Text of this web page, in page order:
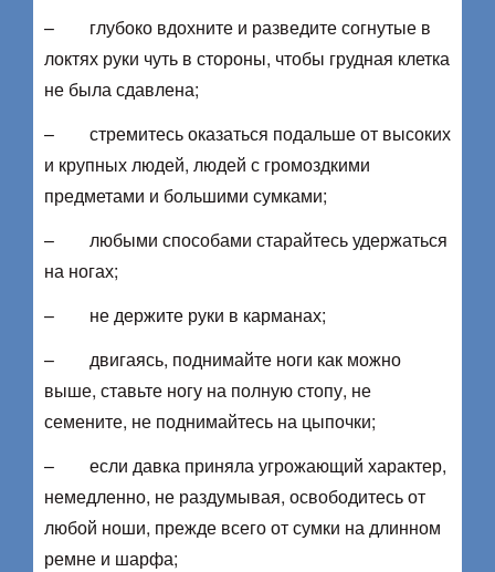
– глубоко вдохните и разведите согнутые в
локтях руки чуть в стороны, чтобы грудная клетка
не была сдавлена;
– стремитесь оказаться подальше от высоких
и крупных людей, людей с громоздкими
предметами и большими сумками;
– любыми способами старайтесь удержаться
на ногах;
– не держите руки в карманах;
– двигаясь, поднимайте ноги как можно
выше, ставьте ногу на полную стопу, не
семените, не поднимайтесь на цыпочки;
– если давка приняла угрожающий характер,
немедленно, не раздумывая, освободитесь от
любой ноши, прежде всего от сумки на длинном
ремне и шарфа;